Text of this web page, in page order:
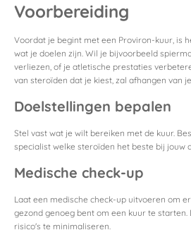
Voorbereiding
Voordat je begint met een Proviron-kuur, is
wat je doelen zijn. Wil je bijvoorbeeld
verliezen, of je atletische prestaties
van steroïden dat je kiest, zal afhangen van
Doelstellingen bepalen
Stel vast wat je wilt bereiken met de kuur.
specialist welke steroïden het beste bij jouw
Medische check-up
Laat een medische check-up uitvoeren om
gezond genoeg bent om een kuur te starten.
risico's te minimaliseren.